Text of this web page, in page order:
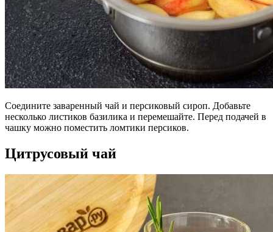
Соедините заваренный чай и персиковый сироп. Добавьте
несколько листиков базилика и перемешайте. Перед подачей в
чашку можно поместить ломтики персиков.
Цитрусовый чай